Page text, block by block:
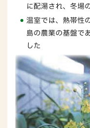
に配湯され、冬場
温室では、熱帯性
島の農業の基盤で
した